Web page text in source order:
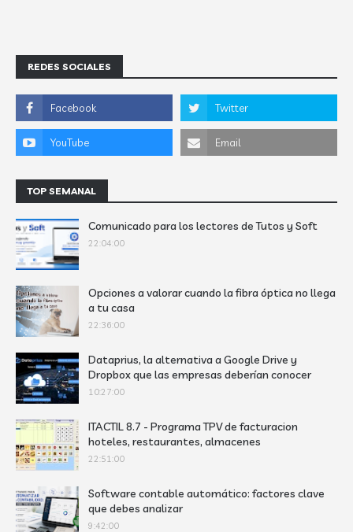
REDES SOCIALES
TOP SEMANAL
Comunicado para los lectores de Tutos y Soft
22:04:00
Opciones a valorar cuando la fibra óptica no llega
a tu casa
22:36:00
Dataprius, la alternativa a Google Drive y
Dropbox que las empresas deberían conocer
10:27:00
ITACTIL 8.7 - Programa TPV de facturacion
hoteles, restaurantes, almacenes
22:51:00
Software contable automático: factores clave
que debes analizar
9:42:00